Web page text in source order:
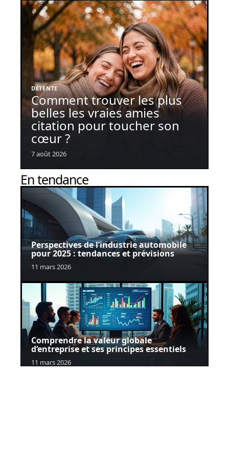
DÉTENTE
Comment trouver les plus
belles les vraies amies
citation pour toucher son
cœur ?
7 août 2026
En tendance
Perspectives de l’industrie automobile
pour 2025 : tendances et prévisions
11 mars 2026
Comprendre la valeur globale
d’entreprise et ses principes essentiels
11 mars 2026